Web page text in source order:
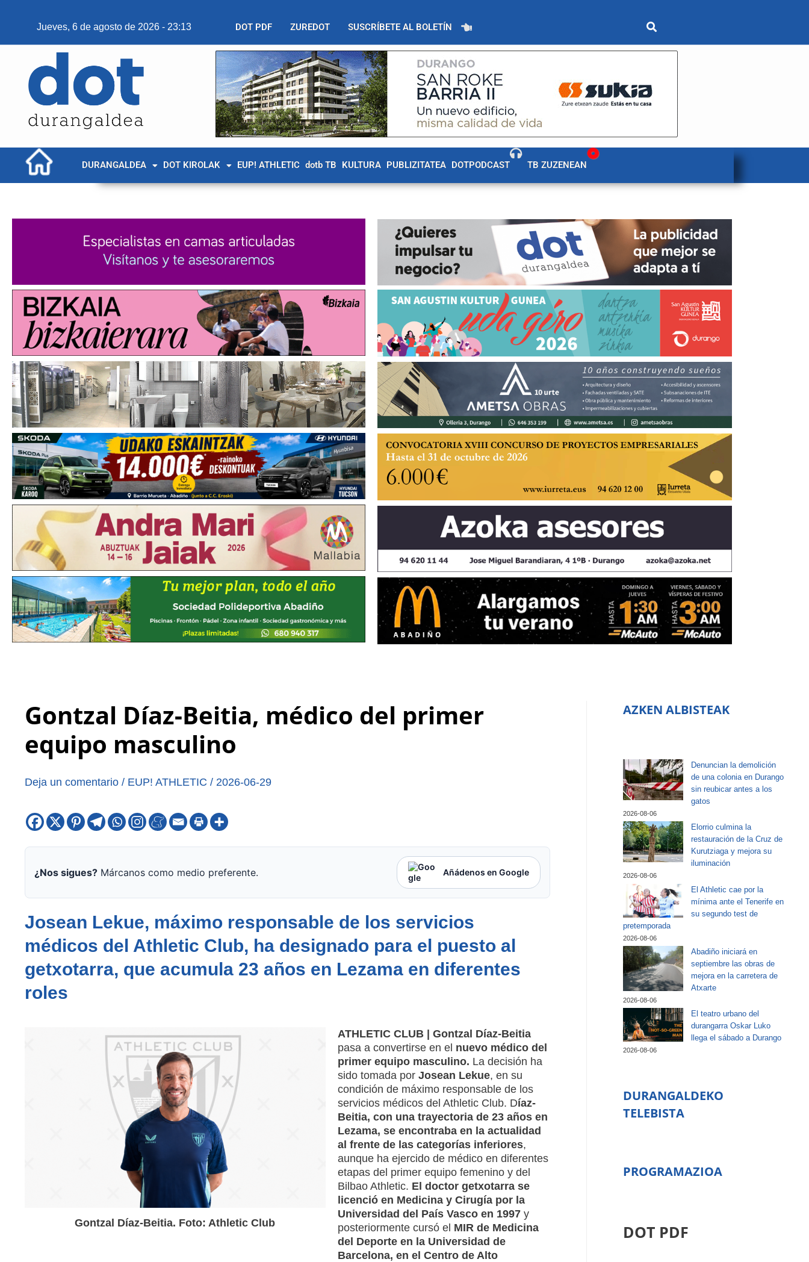
Jueves, 6 de agosto de 2026 - 23:13 DOT PDF ZUREDOT SUSCRÍBETE AL BOLETÍN
DURANGALDEA DOT KIROLAK EUP! ATHLETIC dotb TB KULTURA PUBLIZITATEA DOTPODCAST TB ZUZENEAN
Gontzal Díaz-Beitia, médico del primer
equipo masculino
Deja un comentario / EUP! ATHLETIC / 2026-06-29
¿Nos sigues?Márcanos como medio preferente. Añádenos en Google
Josean Lekue, máximo responsable de los servicios
médicos del Athletic Club, ha designado para el puesto al
getxotarra, que acumula 23 años en Lezama en diferentes
roles
Gontzal Díaz-Beitia. Foto: Athletic Club
ATHLETIC CLUB | Gontzal Díaz-Beitia
pasa a convertirse en el nuevo médico del
primer equipo masculino. La decisión ha
sido tomada por Josean Lekue, en su
condición de máximo responsable de los
servicios médicos del Athletic Club. Díaz-
Beitia, con una trayectoria de 23 años en
Lezama, se encontraba en la actualidad
al frente de las categorías inferiores,
aunque ha ejercido de médico en diferentes
etapas del primer equipo femenino y del
Bilbao Athletic. El doctor getxotarra se
licenció en Medicina y Cirugía por la
Universidad del País Vasco en 1997y
posteriormente cursó el MIR de Medicina
del Deporte en la Universidad de
Barcelona, en el Centro de Alto
AZKEN ALBISTEAK
Denuncian la demolición
de una colonia en Durango
sin reubicar antes a los
gatos
2026-08-06
Elorrio culmina la
restauración de la Cruz de
Kurutziaga y mejora su
iluminación
2026-08-06
El Athletic cae por la
mínima ante el Tenerife en
su segundo test de
pretemporada
2026-08-06
Abadiño iniciará en
septiembre las obras de
mejora en la carretera de
Atxarte
2026-08-06
El teatro urbano del
durangarra Oskar Luko
llega el sábado a Durango
2026-08-06
DURANGALDEKO
TELEBISTA
PROGRAMAZIOA
DOT PDF